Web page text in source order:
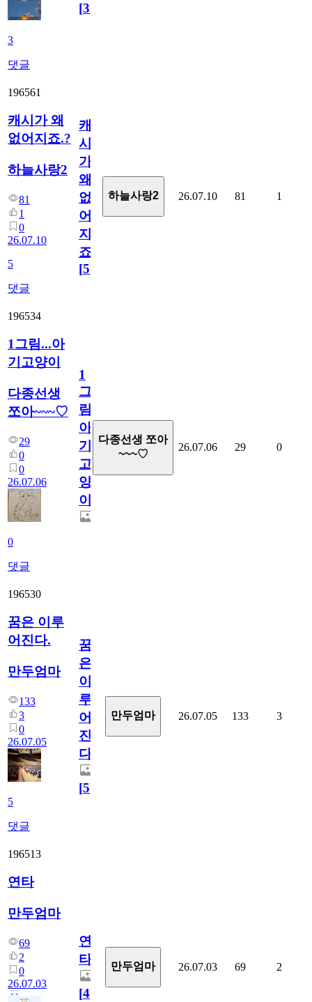
3
댓글
[3]
196561
캐시가 왜
없어지죠.?
하늘사랑2
81
1
0
26.07.10
5
댓글
캐
시
가
왜
없
어
지
죠.?
[5]
하늘사랑2 26.07.10 81 1
196534
1그림...아
기고양이
다종선생
쪼아~~~♡
29
0
0
26.07.06
0
댓글
1
그
림...
아
기
고
양
이
다종선생 쪼아
~~~♡
26.07.06 29 0
196530
꿈은 이루
어진다.
만두엄마
133
3
0
26.07.05
5
댓글
꿈
은
이
루
어
진
다.
[5]
만두엄마 26.07.05 133 3
196513
연타
만두엄마
69
2
0
26.07.03
연
타
[4]
만두엄마 26.07.03 69 2